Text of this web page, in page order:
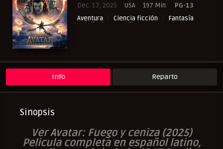
Dec. 17, 2025 USA 197 Min.
PG-13
Aventura
Ciencia ficción
Fantasía
Peliculas Castellano
Info Reparto
Sinopsis
Ver Avatar: Fuego y ceniza (2025)
Pelicula completa en español latino,